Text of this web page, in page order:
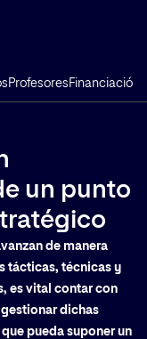
Profesores Financiación
un punto
de manera
tácticas, técnicas y
es vital contar con
dichas
pueda suponer un